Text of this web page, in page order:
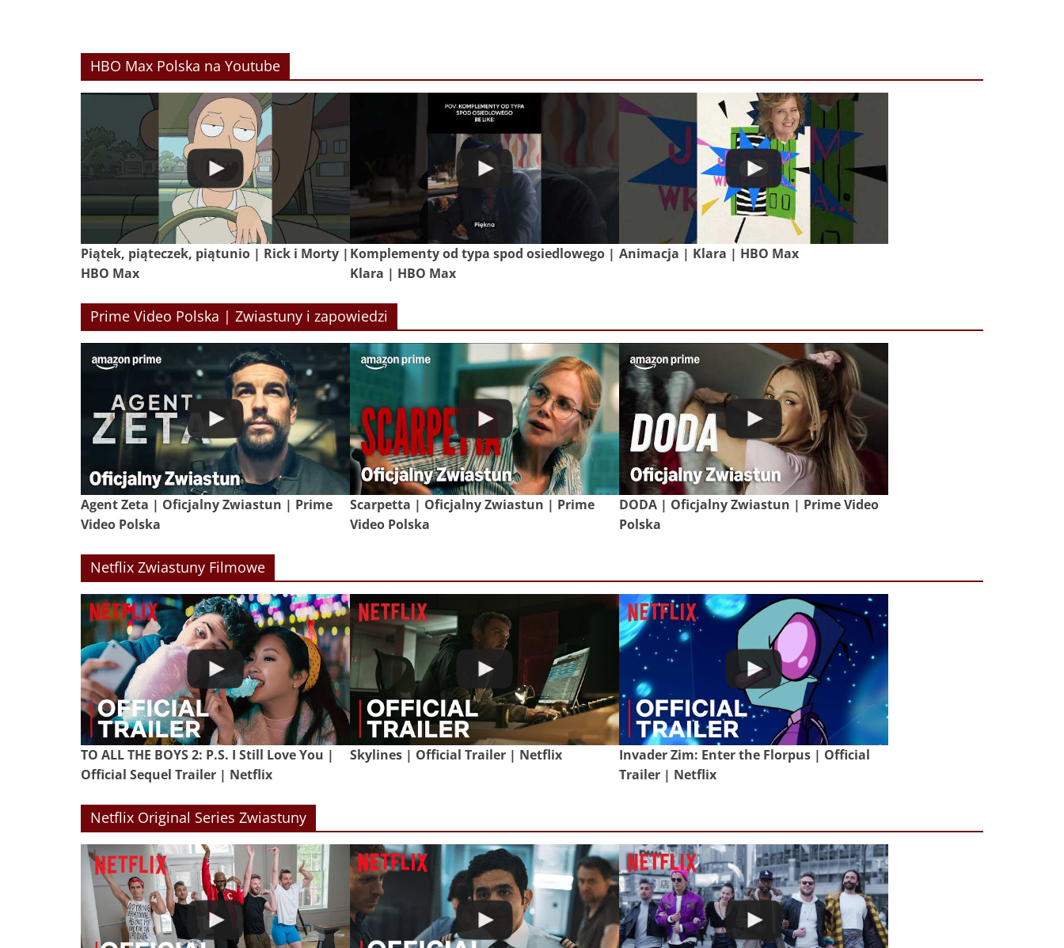
HBO Max Polska na Youtube
Piątek, piąteczek, piątunio | Rick i Morty |
HBO Max
Komplementy od typa spod osiedlowego |
Klara | HBO Max
Animacja | Klara | HBO Max
Prime Video Polska | Zwiastuny i zapowiedzi
Agent Zeta | Oficjalny Zwiastun | Prime
Video Polska
Scarpetta | Oficjalny Zwiastun | Prime
Video Polska
DODA | Oficjalny Zwiastun | Prime Video
Polska
Netflix Zwiastuny Filmowe
TO ALL THE BOYS 2: P.S. I Still Love You |
Official Sequel Trailer | Netflix
Skylines | Official Trailer | Netflix
Invader Zim: Enter the Florpus | Official
Trailer | Netflix
Netflix Original Series Zwiastuny